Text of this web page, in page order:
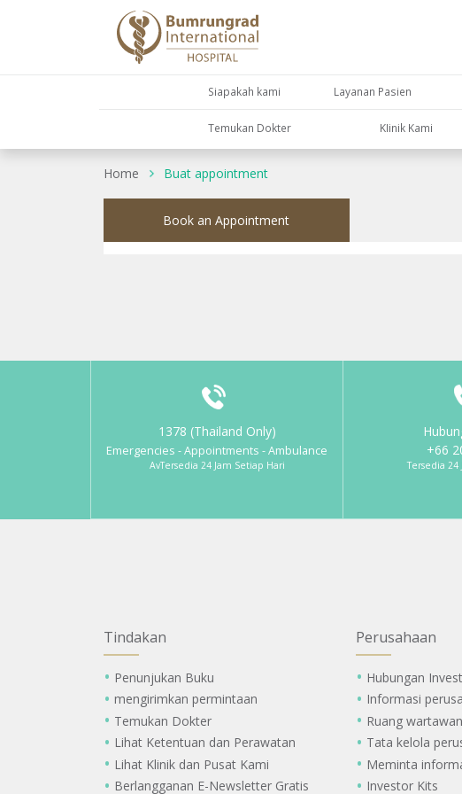
Siapakah kami Layanan Pasien
Temukan Dokter KIinik Kami
Home Buat appointment
Book an Appointment
1378 (Thailand Only)
Emergencies - Appointments - Ambulance
AvTersedia 24 Jam Setiap Hari
+66
Tersedia 24
Tindakan
Penunjukan Buku
mengirimkan permintaan
Temukan Dokter
Lihat Ketentuan dan Perawatan
Lihat Klinik dan Pusat Kami
Berlangganan E-Newsletter Gratis
Perusahaan
Hubungan
Informasi
Ruang wartawan
Tata kelola
Meminta
Investor Kits